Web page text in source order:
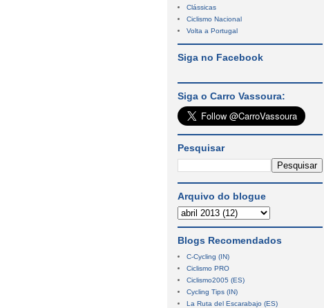
Clássicas
Ciclismo Nacional
Volta a Portugal
Siga no Facebook
Siga o Carro Vassoura:
Pesquisar
Arquivo do blogue
Blogs Recomendados
C-Cycling (IN)
Ciclismo PRO
Ciclismo2005 (ES)
Cycling Tips (IN)
La Ruta del Escarabajo (ES)